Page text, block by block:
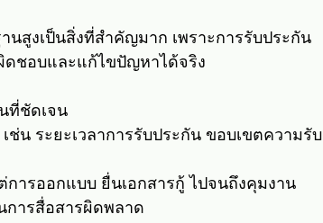
สูงเป็นสิ่งที่สำคัญมาก เพราะการรับประกัน
ดชอบและแก้ไขปัญหาได้จริง
ที่ชัดเจน
ช่น ระยะเวลาการรับประกัน ขอบเขตความรับ
ารออกแบบ ยื่นเอกสารกู้ ไปจนถึงคุมงาน
การสื่อสารผิดพลาด